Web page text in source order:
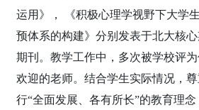
运用》， 《积极心理学视野下大学
预体系的构建》分别发表于北大核
期刊。教学工作中，多次被学校评
欢迎的老师。结合学生实际情况，
行“全面发展、各有所长”的教育理